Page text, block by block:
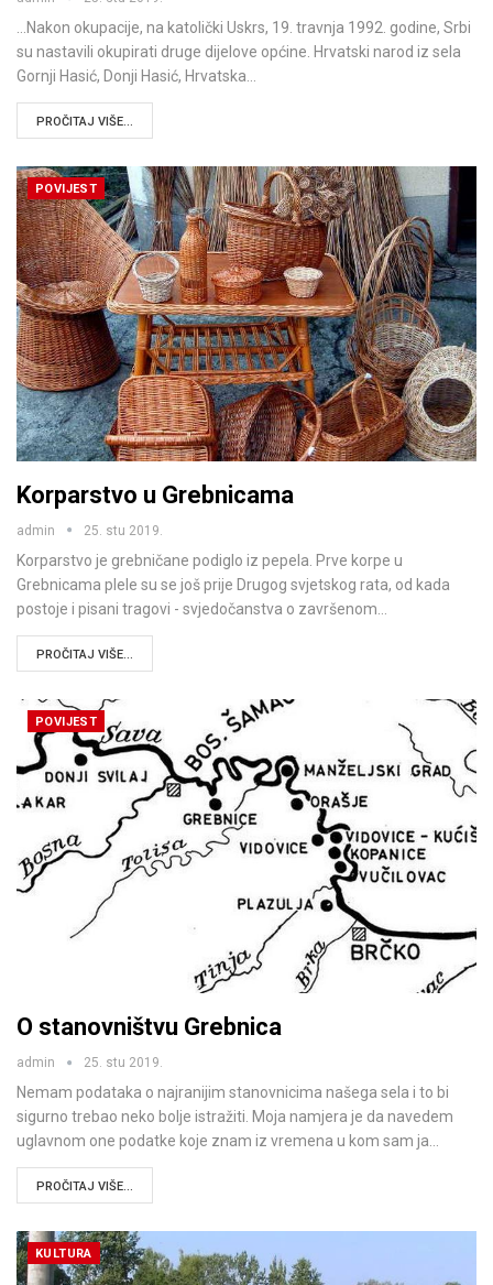
…Nakon okupacije, na katolički Uskrs, 19. travnja 1992. godine, Srbi
su nastavili okupirati druge dijelove općine. Hrvatski narod iz sela
Gornji Hasić, Donji Hasić, Hrvatska…
PROČITAJ VIŠE...
POVIJEST
Korparstvo u Grebnicama
admin 25. stu 2019.
Korparstvo je grebničane podiglo iz pepela. Prve korpe u
Grebnicama plele su se još prije Drugog svjetskog rata, od kada
postoje i pisani tragovi - svjedočanstva o završenom…
PROČITAJ VIŠE...
POVIJEST
O stanovništvu Grebnica
admin 25. stu 2019.
Nemam podataka o najranijim stanovnicima našega sela i to bi
sigurno trebao neko bolje istražiti. Moja namjera je da navedem
uglavnom one podatke koje znam iz vremena u kom sam ja…
PROČITAJ VIŠE...
KULTURA